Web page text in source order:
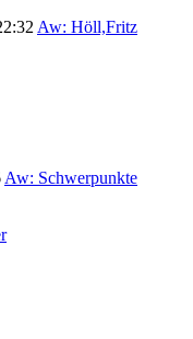
Aw: Höll,Fritz
Aw: Schwerpunkte